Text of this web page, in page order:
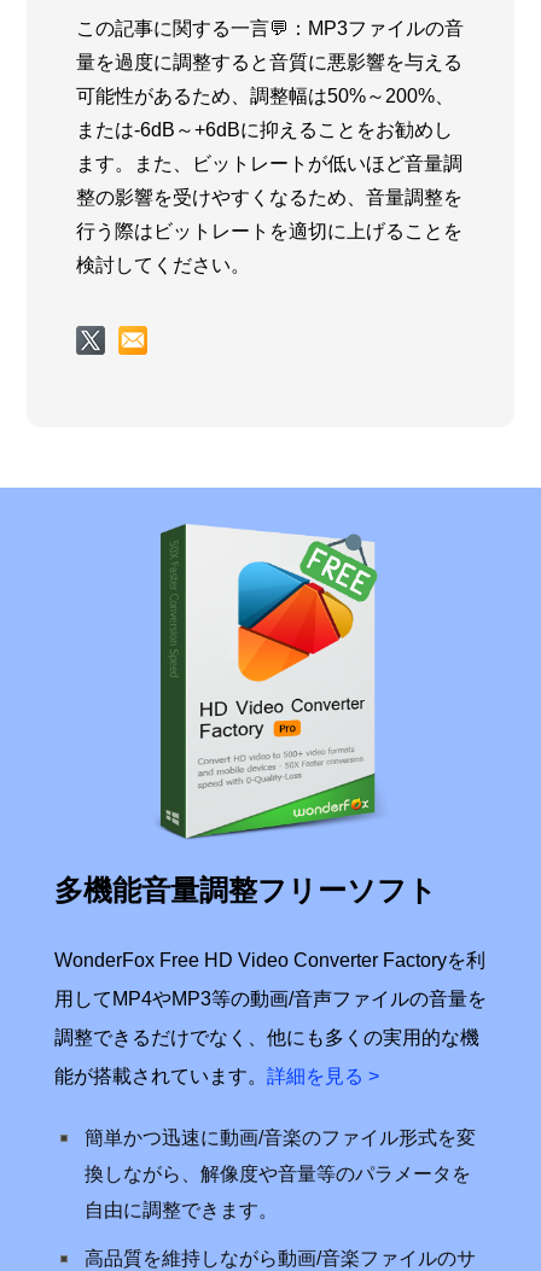
この記事に関する一言💬：MP3ファイルの音
量を過度に調整すると音質に悪影響を与える
可能性があるため、調整幅は50%～200%、
または-6dB～+6dBに抑えることをお勧めし
ます。また、ビットレートが低いほど音量調
整の影響を受けやすくなるため、音量調整を
行う際はビットレートを適切に上げることを
検討してください。
多機能音量調整フリーソフト
WonderFox Free HD Video Converter Factoryを利
用してMP4やMP3等の動画/音声ファイルの音量を
調整できるだけでなく、他にも多くの実用的な機
能が搭載されています。 詳細を見る >
簡単かつ迅速に動画/音楽のファイル形式を変
換しながら、解像度や音量等のパラメータを
自由に調整できます。
高品質を維持しながら動画/音楽ファイルのサ